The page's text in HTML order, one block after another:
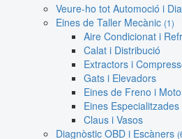
Veure-ho tot Automoció i
Eines de Taller Mecànic (1)
Aire Condicionat i
Calat i Distribució
Extractors i
Gats i Elevadors
Eines de Freno i
Eines Especialitzades
Claus i Vasos
Diagnòstic OBD i Escàners